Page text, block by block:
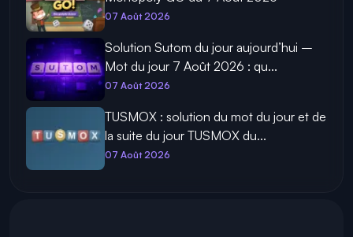
07 Août 2026
Solution Sutom du jour aujourd’hui –
Mot du jour 7 Août 2026 : qu...
07 Août 2026
TUSMOX : solution du mot du jour et de
la suite du jour TUSMOX du...
07 Août 2026